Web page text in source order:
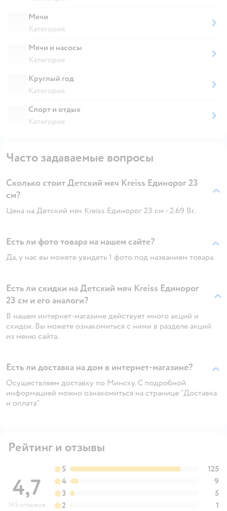
Мячи
Категория
Мячи и насосы
Категория
Круглый год
Категория
Спорт и отдых
Категория
Часто задаваемые вопросы
Сколько стоит Детский мяч Kreiss Единорог 23
см?
Цена на Детский мяч Kreiss Единорог 23 см - 2.69 Br.
Есть ли фото товара на нашем сайте?
Да, у нас вы можете увидеть 1 фото под названием товара.
Есть ли скидки на Детский мяч Kreiss Единорог
23 см и его аналоги?
В нашем интернет-магазине действует много акций и
скидок. Вы можете ознакомиться с ними в разделе акций
из меню сайта.
Есть ли доставка на дом в интернет-магазине?
Осуществляем доставку по Минску. С подробной
информацией можно ознакомиться на странице "Доставка
и оплата"
Рейтинг и отзывы
4,7
145 отзывов
5
125
4
9
3
5
2
1